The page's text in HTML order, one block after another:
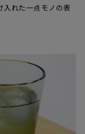
入れた一点モノの表